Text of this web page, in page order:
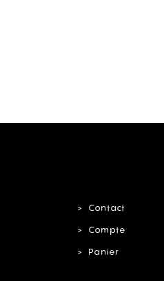
Contact
Compte
Panier